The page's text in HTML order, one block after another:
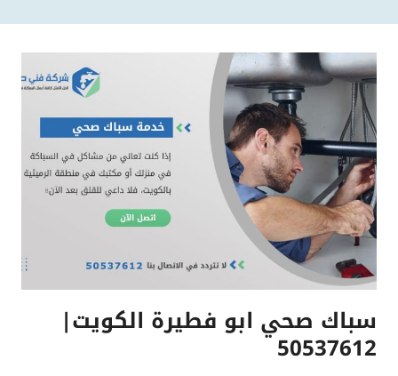
سباك صحي ابو فطيرة الكويت|
50537612